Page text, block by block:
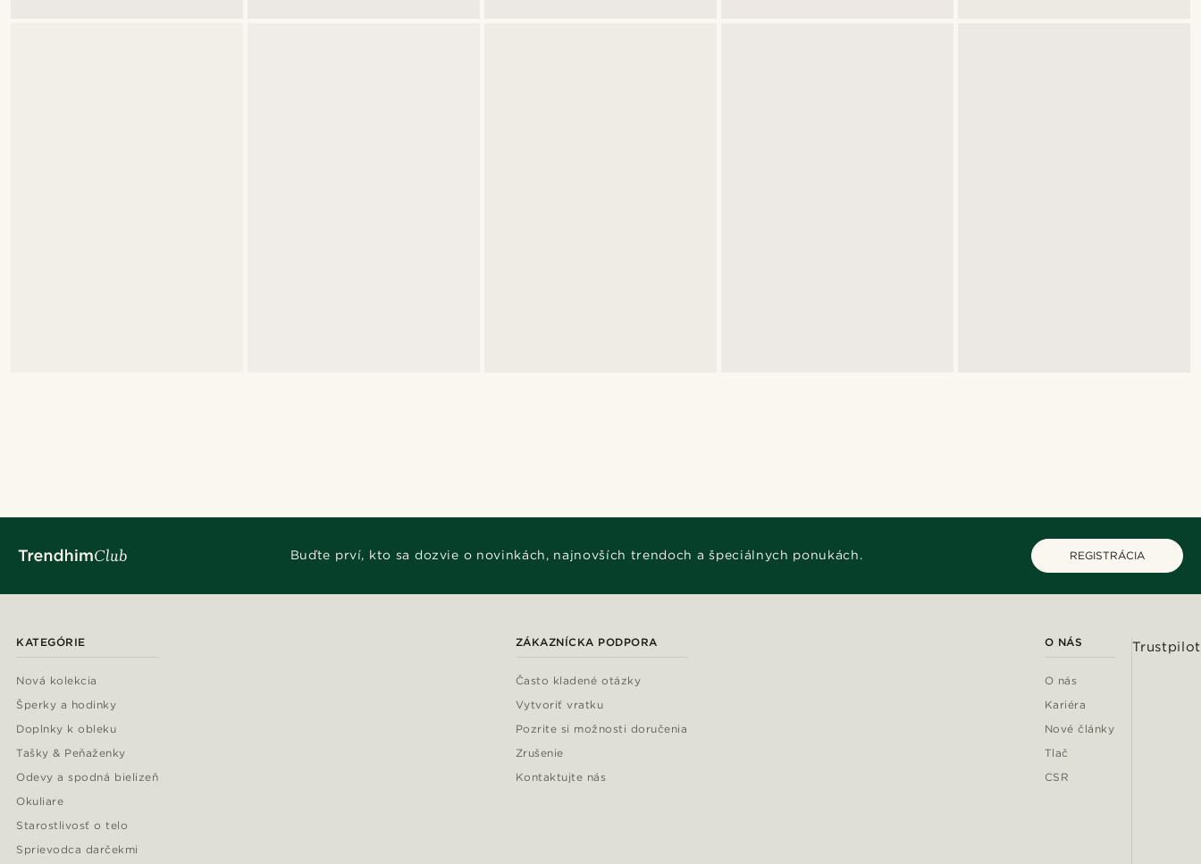
Buďte prví, kto sa dozvie o novinkách, najnovších trendoch a špeciálnych ponukách. REGISTRÁCIA
KATEGÓRIE
Nová kolekcia
Šperky a hodinky
Doplnky k obleku
Tašky & Peňaženky
Odevy a spodná bielizeň
Okuliare
Starostlivosť o telo
Sprievodca darčekmi
ZÁKAZNÍCKA PODPORA
Často kladené otázky
Vytvoriť vratku
Pozrite si možnosti doručenia
Zrušenie
Kontaktujte nás
O NÁS
O nás
Kariéra
Nové články
Tlač
CSR
Trustpilot